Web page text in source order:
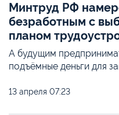
Минтруд РФ
безработным с
планом
А будущим
подъёмные деньги для
13 апреля 07:23